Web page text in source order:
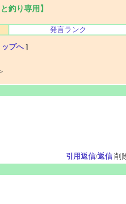
釣り専用】
発言ランク
プへ]
引用返信/返信 削